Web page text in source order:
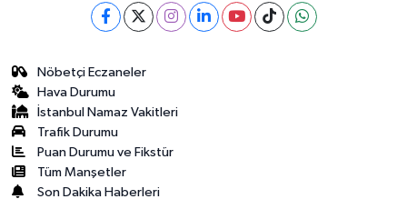
Nöbetçi Eczaneler
Hava Durumu
İstanbul Namaz Vakitleri
Trafik Durumu
Puan Durumu ve Fikstür
Tüm Manşetler
Son Dakika Haberleri